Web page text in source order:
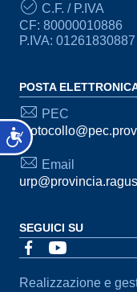
Accessibilità
C.F. / P.IVA
CF: 80000010886
P.IVA: 01261830887
POSTA
PEC
Email
SEGUICI SU
Sezione
Realizzazione e